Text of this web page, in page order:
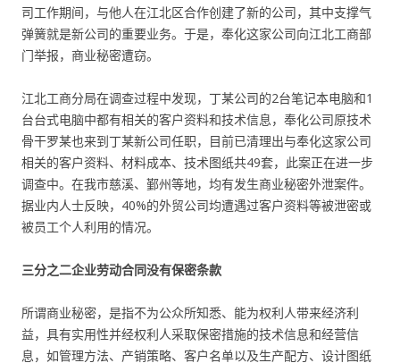
司工作期间，与他人在江北区合作创建了新的公司，其中支撑气
弹簧就是新公司的重要业务。于是，奉化这家公司向江北工商部
门举报，商业秘密遭窃。
江北工商分局在调查过程中发现，丁某公司的2台笔记本电脑和1
台台式电脑中都有相关的客户资料和技术信息，奉化公司原技术
骨干罗某也来到丁某新公司任职，目前已清理出与奉化这家公司
相关的客户资料、材料成本、技术图纸共49套，此案正在进一步
调查中。在我市慈溪、鄞州等地，均有发生商业秘密外泄案件。
据业内人士反映，40%的外贸公司均遭遇过客户资料等被泄密或
被员工个人利用的情况。
三分之二企业劳动合同没有保密条款
所谓商业秘密，是指不为公众所知悉、能为权利人带来经济利
益，具有实用性并经权利人采取保密措施的技术信息和经营信
息，如管理方法、产销策略、客户名单以及生产配方、设计图纸